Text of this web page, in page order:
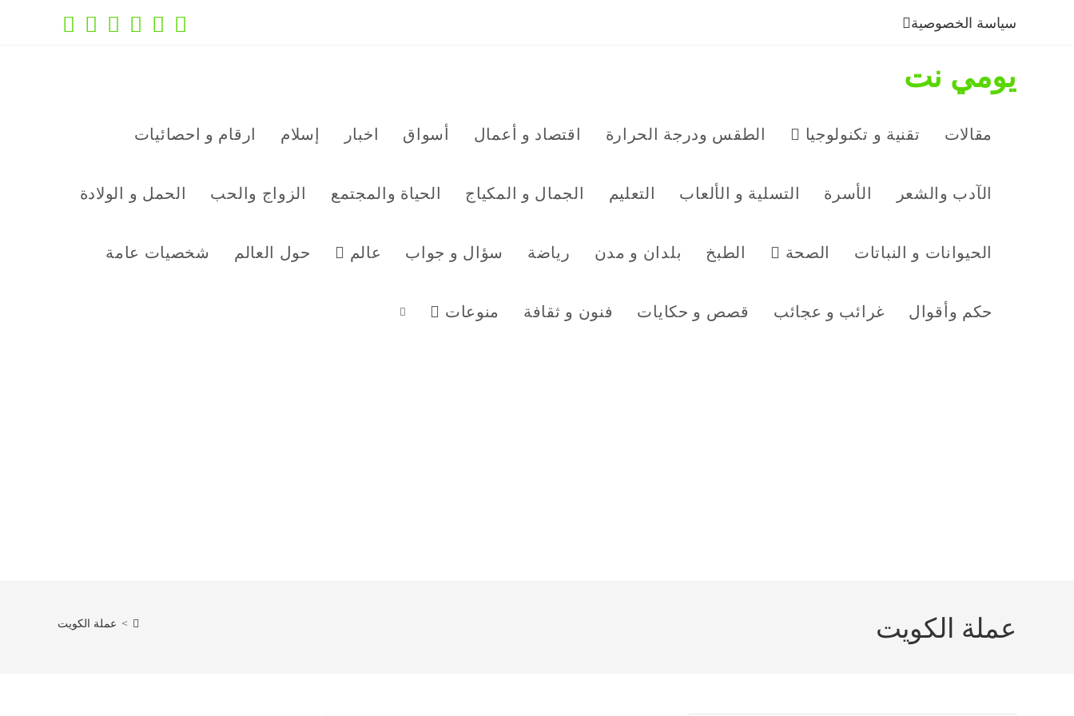
سياسة الخصوصية
يومي نت
مقالات تقنية و تكنولوجيا الطقس ودرجة الحرارة اقتصاد و أعمال أسواق اخبار إسلام ارقام و احصائيات
الآدب والشعر الأسرة التسلية و الألعاب التعليم الجمال و المكياج الحياة والمجتمع الزواج والحب الحمل و الولادة
الحيوانات و النباتات الصحة الطبخ بلدان و مدن رياضة سؤال و جواب عالم حول العالم شخصيات عامة
حكم وأقوال غرائب و عجائب قصص و حكايات فنون و ثقافة منوعات
عملة الكويت > عملة الكويت